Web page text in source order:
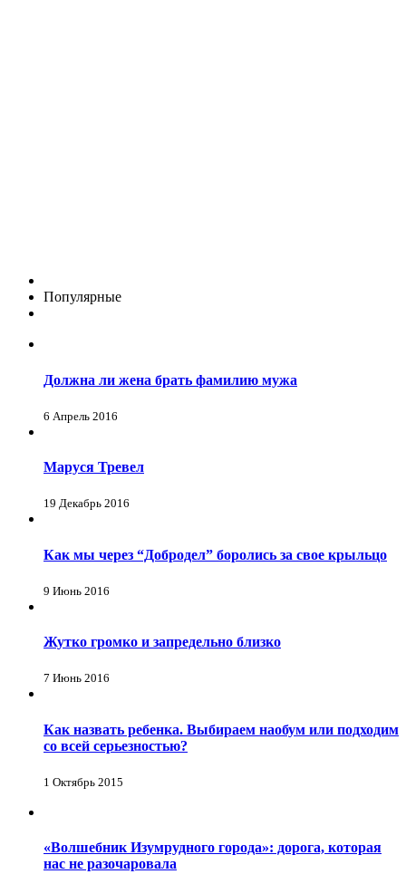
Популярные
Должна ли жена брать фамилию мужа
6 Апрель 2016
Маруся Тревел
19 Декабрь 2016
Как мы через “Добродел” боролись за свое крыльцо
9 Июнь 2016
Жутко громко и запредельно близко
7 Июнь 2016
Как назвать ребенка. Выбираем наобум или подходим
со всей серьезностью?
1 Октябрь 2015
«Волшебник Изумрудного города»: дорога, которая
нас не разочаровала